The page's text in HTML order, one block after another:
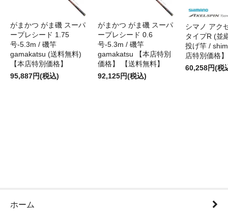
がまかつ がま磯 スーパ
ープレシード 1.75
号-5.3m / 磯竿
gamakatsu (送料無料)
【本店特別価格】
95,887円(税込)
がまかつ がま磯 スーパ
ープレシード 0.6
号-5.3m / 磯竿
gamakatsu 【本店特別
価格】 【送料無料】
92,125円(税込)
シマノ アク
タイプR (並
投げ竿 /
店特別価格】
60,258円(税
ホーム